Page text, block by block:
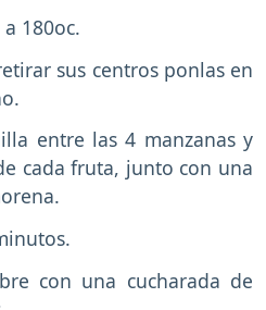
180oc.
sus centros ponlas en
entre las 4 manzanas y
cada fruta, junto con una
con una cucharada de